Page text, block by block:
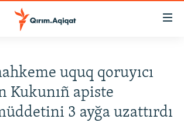
uquq qoruyıcı
Kukunıñ apiste
3 ayğa uzattırdı